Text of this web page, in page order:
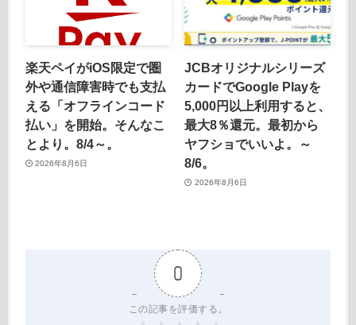
楽天ペイがiOS限定で圏
外や通信障害時でも支払
える「オフラインコード
払い」を開始。そんなこ
とより。8/4～。
2026年8月6日
JCBオリジナルシリーズ
カードでGoogle Playを
5,000円以上利用すると、
最大8％還元。最初から
ヤフショでいいよ。～
8/6。
2026年8月6日
0
この記事を評価する。